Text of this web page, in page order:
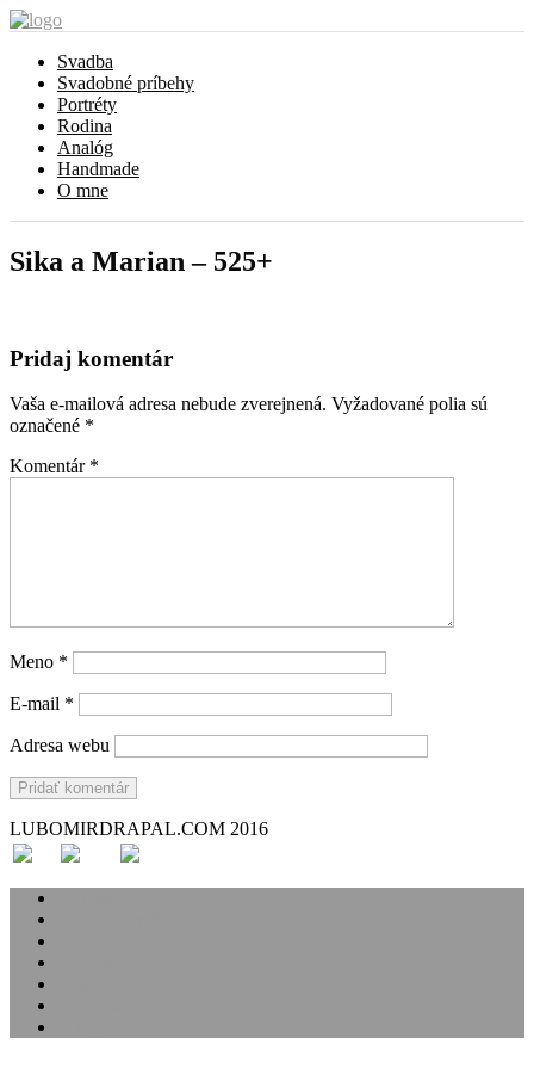
Svadba
Svadobné príbehy
Portréty
Rodina
Analóg
Handmade
O mne
Sika a Marian – 525+
Pridaj komentár
Vaša e-mailová adresa nebude zverejnená. Vyžadované polia sú
označené *
Komentár *
Meno *
E-mail *
Adresa webu
LUBOMIRDRAPAL.COM 2016